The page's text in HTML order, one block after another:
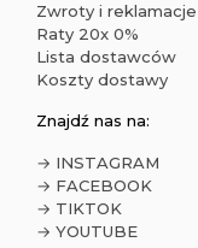
Zwroty i reklamacje
Raty 20x 0%
Lista dostawców
Koszty dostawy
Znajdź nas na:
→ INSTAGRAM
→ FACEBOOK
→ TIKTOK
→ YOUTUBE